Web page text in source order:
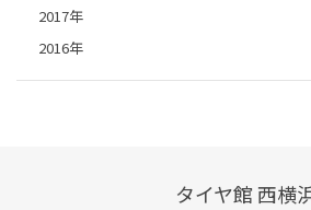
2017年
2016年
タイヤ館 西横